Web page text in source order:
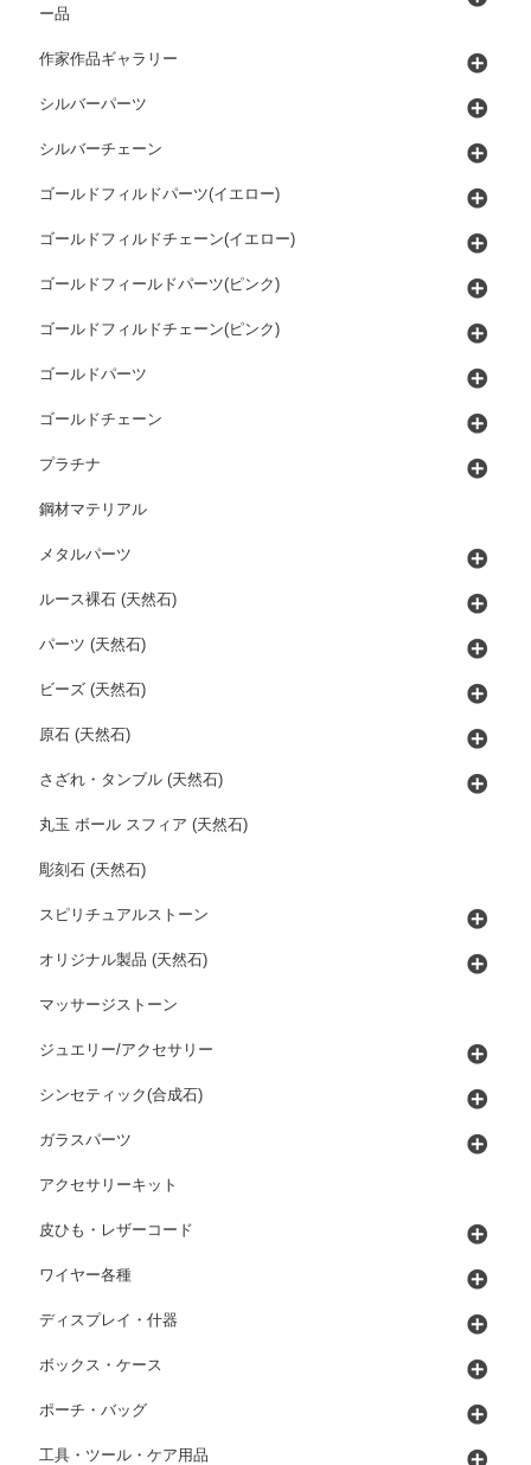
ー品
作家作品ギャラリー
シルバーパーツ
シルバーチェーン
ゴールドフィルドパーツ(イエロー)
ゴールドフィルドチェーン(イエロー)
ゴールドフィールドパーツ(ピンク)
ゴールドフィルドチェーン(ピンク)
ゴールドパーツ
ゴールドチェーン
プラチナ
鋼材マテリアル
メタルパーツ
ルース裸石 (天然石)
パーツ (天然石)
ビーズ (天然石)
原石 (天然石)
さざれ・タンブル (天然石)
丸玉 ボール スフィア (天然石)
彫刻石 (天然石)
スピリチュアルストーン
オリジナル製品 (天然石)
マッサージストーン
ジュエリー/アクセサリー
シンセティック(合成石)
ガラスパーツ
アクセサリーキット
皮ひも・レザーコード
ワイヤー各種
ディスプレイ・什器
ボックス・ケース
ポーチ・バッグ
工具・ツール・ケア用品